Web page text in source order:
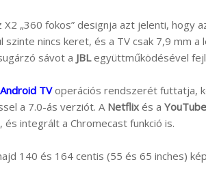
„360 fokos” designja azt jelenti, hogy
szinte nincs keret, és a TV csak 7,9 mm
sávot a JBLegyüttműködésével
TVoperációs rendszerét futtatja,
a 7.0-ás verziót. A Netflix és a YouTube
integrált a Chromecast funkció is.
140 és 164 centis (55 és 65 inches)